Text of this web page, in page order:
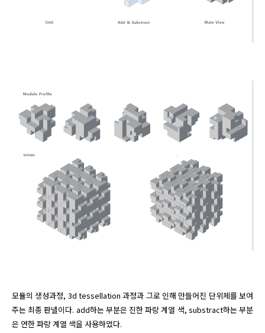
모듈의 생성과정, 3d tessellation 과정과 그로 인해 만들어진 단위체를 보여
주는 최종 판넬이다. add하는 부분은 진한 파랑 계열 색, substract하는 부분
은 연한 파랑 계열 색을 사용하였다.